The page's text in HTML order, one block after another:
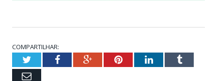
COMPARTILHAR:
TwitterFacebookGoogle+PinterestLinkedInTumblr
Email